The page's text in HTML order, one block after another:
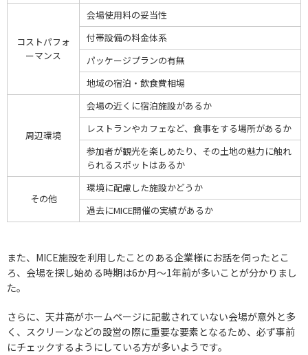
コストパフォ
ーマンス
会場使用料の妥当性
付帯設備の料金体系
パッケージプランの有無
地域の宿泊・飲食費相場
周辺環境
会場の近くに宿泊施設があるか
レストランやカフェなど、食事をする場所があるか
参加者が観光を楽しめたり、その土地の魅力に触れ
られるスポットはあるか
その他
環境に配慮した施設かどうか
過去にMICE開催の実績があるか
また、MICE施設を利用したことのある企業様にお話を伺ったとこ
ろ、会場を探し始める時期は6か月～1年前が多いことが分かりまし
た。
さらに、天井高がホームページに記載されていない会場が意外と多
く、スクリーンなどの設営の際に重要な要素となるため、必ず事前
にチェックするようにしている方が多いようです。